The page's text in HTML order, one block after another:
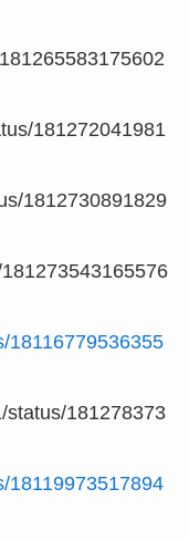
181272041981
1812730891829
18116779536355
status/181278373
18119973517894